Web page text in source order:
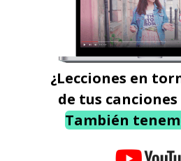
¿Lecciones en
de tus
También